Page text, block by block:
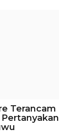
Terancam